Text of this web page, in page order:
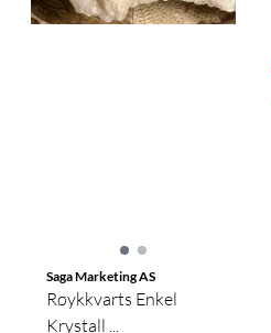
Saga Marketing AS
Røykkvarts Enkel
Krystall ...